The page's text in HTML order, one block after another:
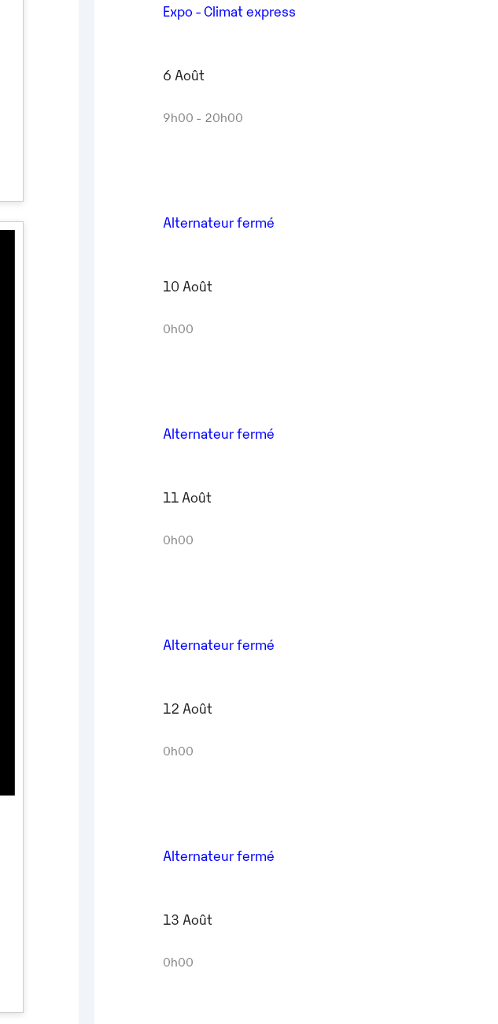
Expo - Climat express
6 Août
9h00 - 20h00
Alternateur fermé
10 Août
0h00
Alternateur fermé
11 Août
0h00
Alternateur fermé
12 Août
0h00
Alternateur fermé
13 Août
0h00